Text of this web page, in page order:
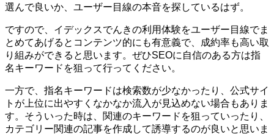
選んで良いか、ユーザー目線の本音を探しているはず。
ですので、イデックスでんきの利用体験をユーザー目線でま
とめてあげるとコンテンツ的にも有意義で、成約率も高い取
り組みができると思います。ぜひSEOに自信のある方は指
名キーワードを狙って行ってください。
一方で、指名キーワードは検索数が少なかったり、公式サイ
トが上位に出やすくなかなか流入が見込めない場合もありま
す。そういった時は、関連のキーワードを狙っていったり、
カテゴリー関連の記事を作成して誘導するのが良いと思いま